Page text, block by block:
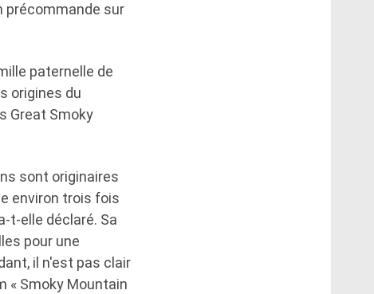
précommande sur
paternelle de
origines du
Great Smoky
sont originaires
environ trois fois
t-elle déclaré. Sa
pour une
il n'est pas clair
« Smoky Mountain